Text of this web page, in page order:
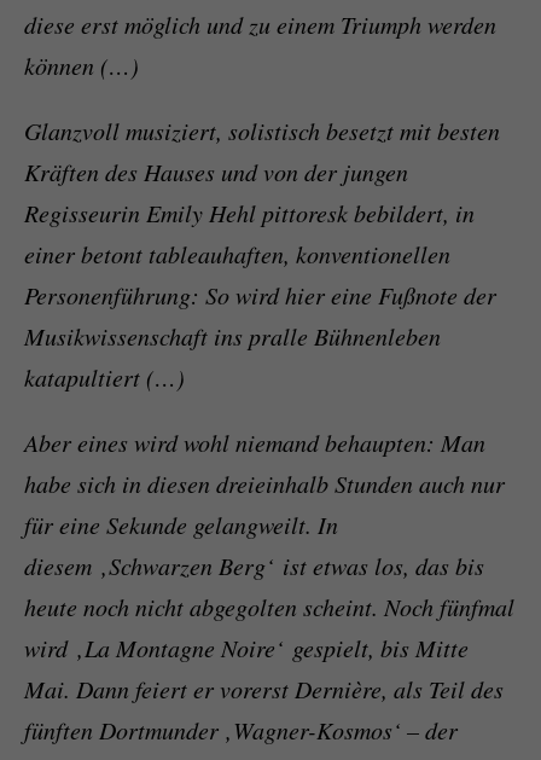
diese erst möglich und zu einem Triumph werden
können (…)
Glanzvoll musiziert, solistisch besetzt mit besten
Kräften des Hauses und von der jungen
Regisseurin Emily Hehl pittoresk bebildert, in
einer betont tableauhaften, konventionellen
Personenführung: So wird hier eine Fußnote der
Musikwissenschaft ins pralle Bühnenleben
katapultiert (…)
Aber eines wird wohl niemand behaupten: Man
habe sich in diesen dreieinhalb Stunden auch nur
für eine Sekunde gelangweilt. In
diesem ‚Schwarzen Berg‘ ist etwas los, das bis
heute noch nicht abgegolten scheint. Noch fünfmal
wird ‚La Montagne Noire‘ gespielt, bis Mitte
Mai. Dann feiert er vorerst Dernière, als Teil des
fünften Dortmunder ‚Wagner-Kosmos‘ – der